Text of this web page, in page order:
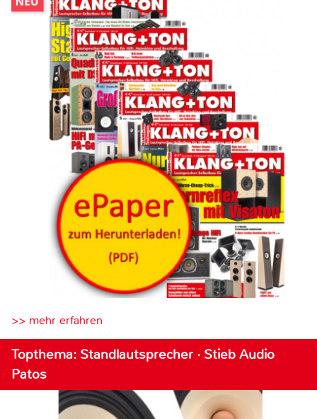
>> mehr erfahren
Topthema: Standlautsprecher · Stieb Audio
Patos